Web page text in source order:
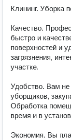
Клининг. Уборка
Качество.
быстро и
поверхностей и
загрязнения,
участке.
Удобство. Вам не
уборщиков,
Обработка
время и в
Экономия. Вы